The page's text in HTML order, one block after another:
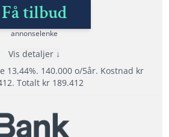
5 år (1- 20 år for refinansiering)
- 1990 kr
→
Få tilbud
annonselenke
13,44%. 140.000 o/5år. Kostnad kr
Totalt kr 189.412
Vis detaljer
fra opptil 21 banker.